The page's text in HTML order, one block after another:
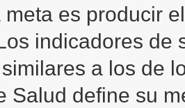
es producir
indicadores de
a los de
Salud define su